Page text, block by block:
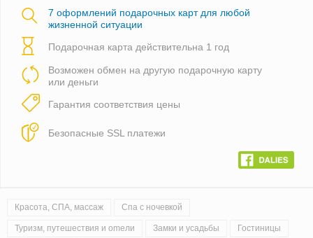
7 оформлений подарочных карт для любой
жизненной ситуации
Подарочная карта действительна 1 год
Возможен обмен на другую подарочную карту
или деньги
Гарантия соответствия цены
Безопасные SSL платежи
Красота, СПА, массаж Спа с ночевкой
Туризм, путешествия и оmели Замки и усадьбы Гостиницы